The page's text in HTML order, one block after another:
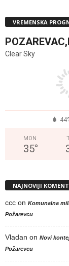
VREMENSKA
Clear Sky
MON
35°
NAJNOVIJI
ccc on Komunalna
Požarevcu
Vladan on Novi
Požarevcu